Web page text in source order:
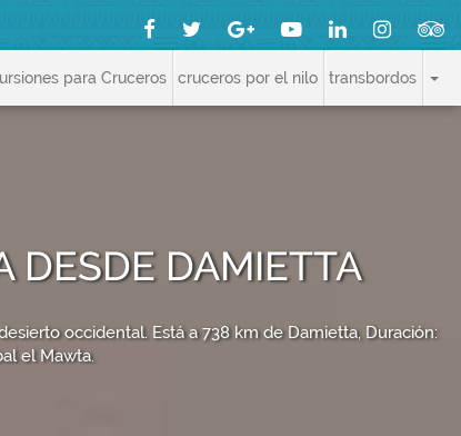
para Cruceros cruceros por el nilo transbordos
DESDE DAMIETTA
occidental. Está a 738 km de Damietta, Duración:
el Mawta.